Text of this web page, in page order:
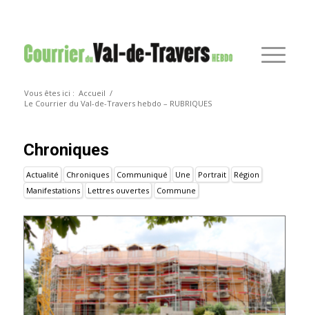
Vous êtes ici : Accueil /
Le Courrier du Val-de-Travers hebdo – RUBRIQUES
Chroniques
Actualité Chroniques Communiqué Une Portrait
Région
Manifestations
Lettres ouvertes Commune